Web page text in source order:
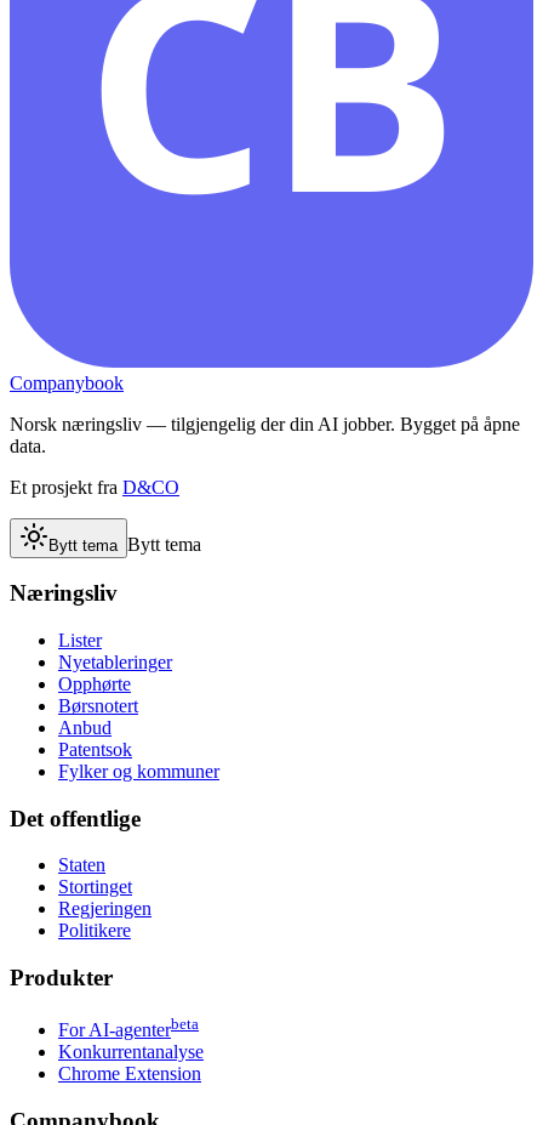
CB
Companybook
Norsk næringsliv — tilgjengelig der din AI jobber. Bygget på åpne
data.
Et prosjekt fra D&CO
Bytt tema Bytt tema
Næringsliv
Lister
Nyetableringer
Opphørte
Børsnotert
Anbud
Patentsok
Fylker og kommuner
Det offentlige
Staten
Stortinget
Regjeringen
Politikere
Produkter
For AI-agenterbeta
Konkurrentanalyse
Chrome Extension